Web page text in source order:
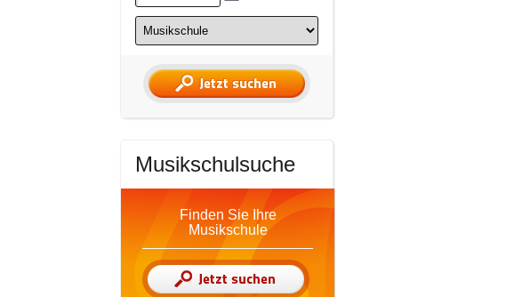
Musikschulsuche
Finden Sie Ihre
Musikschule